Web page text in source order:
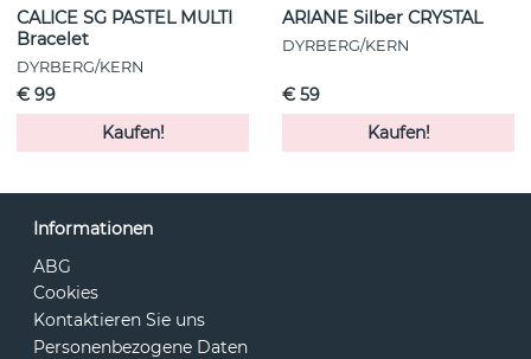
CALICE SG PASTEL MULTI
Bracelet
DYRBERG/KERN
€ 99
Kaufen!
ARIANE Silber CRYSTAL
DYRBERG/KERN
€ 59
Kaufen!
Informationen
ABG
Cookies
Kontaktieren Sie uns
Personenbezogene Daten